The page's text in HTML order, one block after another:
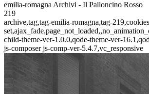
emilia-romagna Archivi - Il Palloncino Rosso
219
archive,tag,tag-emilia-romagna,tag-
child-theme-ver-1.0.0,qode-theme-ver-
js-composer js-comp-ver-5.4.7,vc_responsive